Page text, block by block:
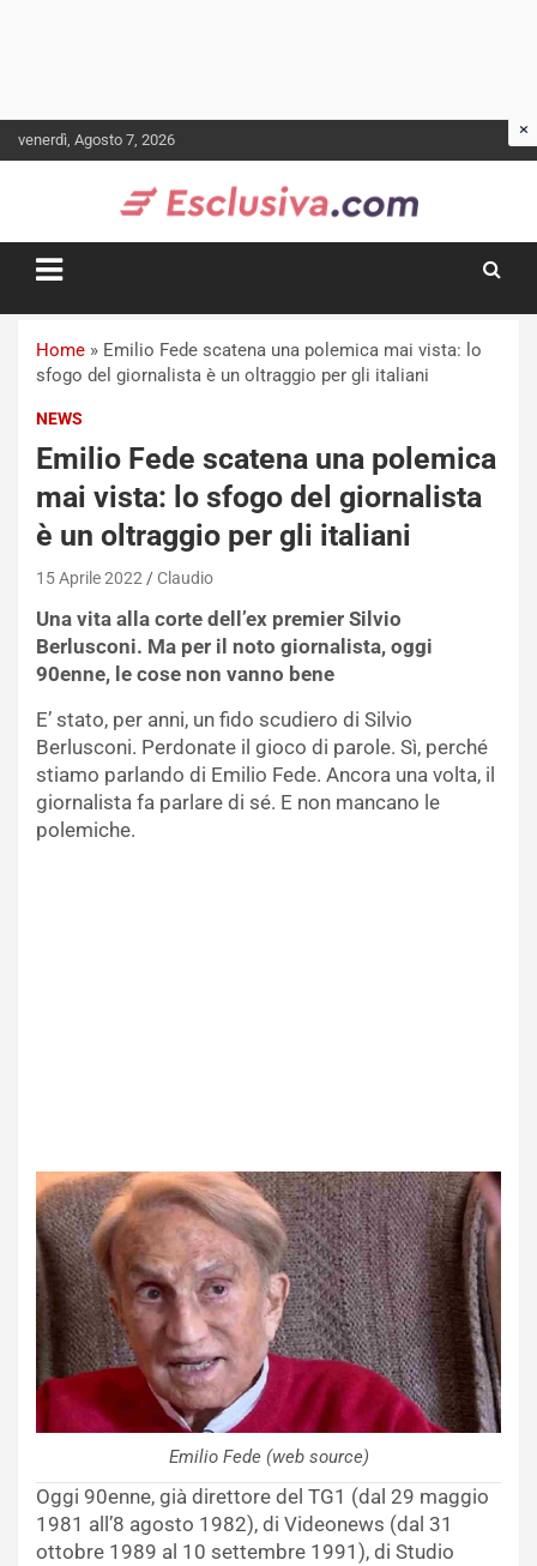
to
venerdì, Agosto 7, 2026
Home » Emilio Fede scatena una polemica mai vista: lo
sfogo del giornalista è un oltraggio per gli italiani
NEWS
Emilio Fede scatena una polemica
mai vista: lo sfogo del giornalista
è un oltraggio per gli italiani
15 Aprile 2022 Claudio
Una vita alla corte dell’ex premier Silvio
Berlusconi. Ma per il noto giornalista, oggi
90enne, le cose non vanno bene
E’ stato, per anni, un fido scudiero di Silvio
Berlusconi. Perdonate il gioco di parole. Sì, perché
stiamo parlando di Emilio Fede. Ancora una volta, il
giornalista fa parlare di sé. E non mancano le
polemiche.
Emilio Fede (web source)
Oggi 90enne, già direttore del TG1 (dal 29 maggio
1981 all’8 agosto 1982), di Videonews (dal 31
ottobre 1989 al 10 settembre 1991), di Studio